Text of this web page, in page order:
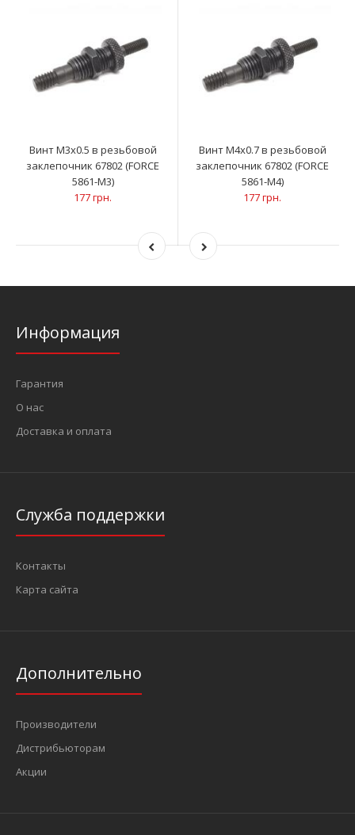
Винт M3x0.5 в резьбовой
заклепочник 67802 (FORCE
5861-M3)
177 грн.
Винт M4x0.7 в резьбовой
заклепочник 67802 (FORCE
5861-M4)
177 грн.
Информация
Гарантия
О нас
Доставка и оплата
Служба поддержки
Контакты
Карта сайта
Дополнительно
Производители
Дистрибьюторам
Акции